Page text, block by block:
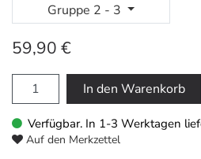
Gruppe 2 - 3
59,90 €
In den Warenkorb
Verfügbar. In 1-3 Werktagen
Auf den Merkzettel